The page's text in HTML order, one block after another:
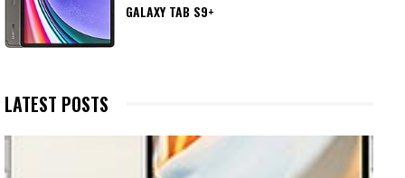
GALAXY TAB S9+
LATEST POSTS